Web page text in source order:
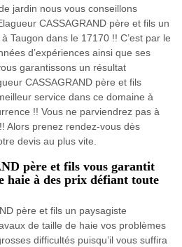
jardin nous vous conseillons
CASSAGRAND père et fils un
Taugon dans le 17170 !! C’est par le
d’expériences ainsi que ses
garantissons un résultat
CASSAGRAND père et fils
service dans ce domaine à
!! Vous ne parviendrez pas à
Alors prenez rendez-vous dès
devis au plus vite.
père et fils vous garantit
haie à des prix défiant toute
père et fils un paysagiste
de taille de haie vos problèmes
difficultés puisqu’il vous suffira